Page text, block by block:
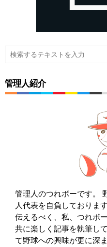
管理人紹介
管理人のつれボーです。
人代表を自負しておりま
伝えるべく、私、つれボ
共に楽しく記事を執筆し
て野球への興味が更に深